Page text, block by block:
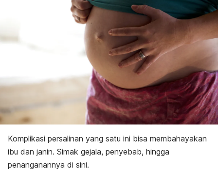
Komplikasi persalinan yang satu ini bisa membahayakan
ibu dan janin. Simak gejala, penyebab, hingga
penanganannya di sini.